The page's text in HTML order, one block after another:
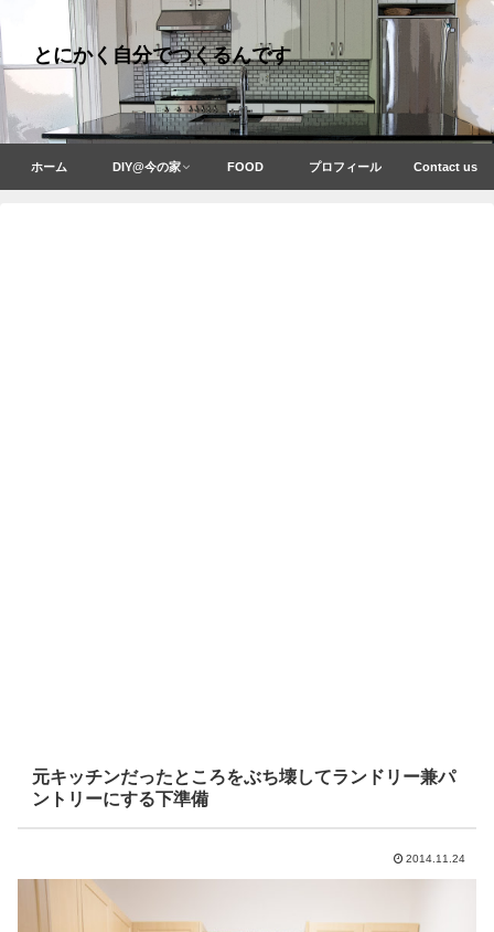
とにかく自分でつくるんです
ホーム DIY@今の家 FOOD プロフィール Contact us
元キッチンだったところをぶち壊してランドリー兼パ
ントリーにする下準備
2014.11.24